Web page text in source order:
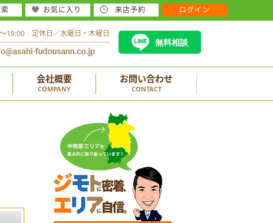
19:00 定休日／水曜日・木曜日
無料相談
会社概要
COMPANY
お問い合わせ
CONTACT
お気に入り 来店予約 ログイン